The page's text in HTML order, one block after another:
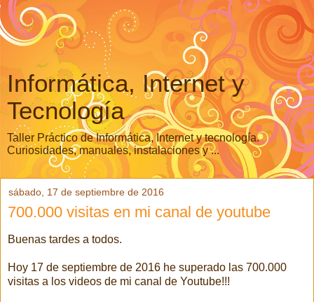
Informática, Internet y
Tecnología
Taller Práctico de Informática, Internet y tecnología.
Curiosidades, manuales, instalaciones y ...
sábado, 17 de septiembre de 2016
700.000 visitas en mi canal de youtube
Buenas tardes a todos.
Hoy 17 de septiembre de 2016 he superado las 700.000
visitas a los videos de mi canal de Youtube!!!